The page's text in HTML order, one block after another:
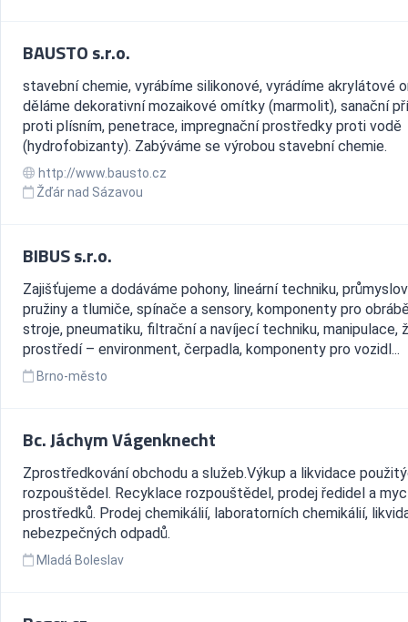
BAUSTO s.r.o.
stavební chemie, vyrábíme silikonové, vyrádíme akrylátové
děláme dekorativní mozaikové omítky (marmolit), sanační
proti plísním, penetrace, impregnační prostředky proti vodě
(hydrofobizanty). Zabýváme se výrobou stavební chemie.
http://www.bausto.cz
Žďár nad Sázavou
BIBUS s.r.o.
Zajišťujeme a dodáváme pohony, lineární techniku,
pružiny a tlumiče, spínače a sensory, komponenty pro
stroje, pneumatiku, filtrační a navíjecí techniku, manipulace,
prostředí – environment, čerpadla, komponenty pro vozidl...
Brno-město
Bc. Jáchym Vágenknecht
Zprostředkování obchodu a služeb.Výkup a likvidace
rozpouštědel. Recyklace rozpouštědel, prodej ředidel a
prostředků. Prodej chemikálií, laboratorních chemikálií,
nebezpečných odpadů.
Mladá Boleslav